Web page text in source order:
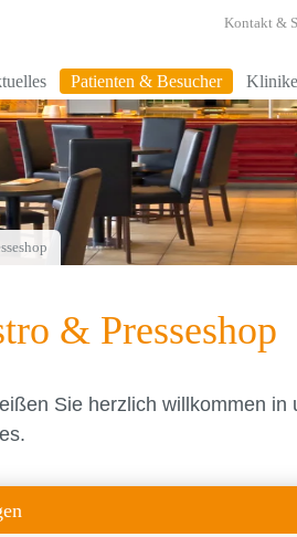
Kontakt &
Patienten & Besucher
& Presseshop
Sie herzlich willkommen
Aufgabe ist es, Ihre Zeit hier
Besucher und Personal